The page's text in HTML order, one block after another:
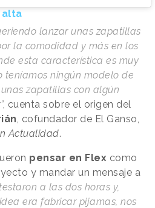
alta
lanzar unas zapatillas
la comodidad y más en los
esta característica es muy
teníamos ningún modelo de
zapatillas con algún
cuenta sobre el origen del
, cofundador de El Ganso,
Actualidad.
pensar en Flex como
y mandar un mensaje a
a las dos horas y,
era fabricar pijamas, nos